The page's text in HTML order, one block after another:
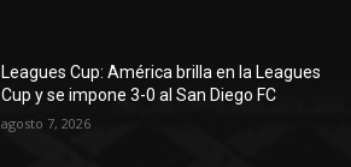
Leagues Cup: América brilla en la Leagues
Cup y se impone 3-0 al San Diego FC
agosto 7, 2026